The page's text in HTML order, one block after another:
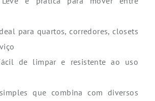
para quartos, corredores, closets
de limpar e resistente ao uso
que combina com diversos